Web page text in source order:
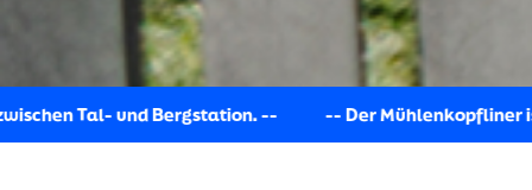
Der Mühlenkopfliner ist derzeit außer Betrieb. Ein Shuttle-